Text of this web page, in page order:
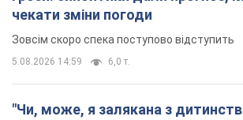
критику Дмитра Стуса та втечу в
OBOZ.UA зустрів онуку художниці-